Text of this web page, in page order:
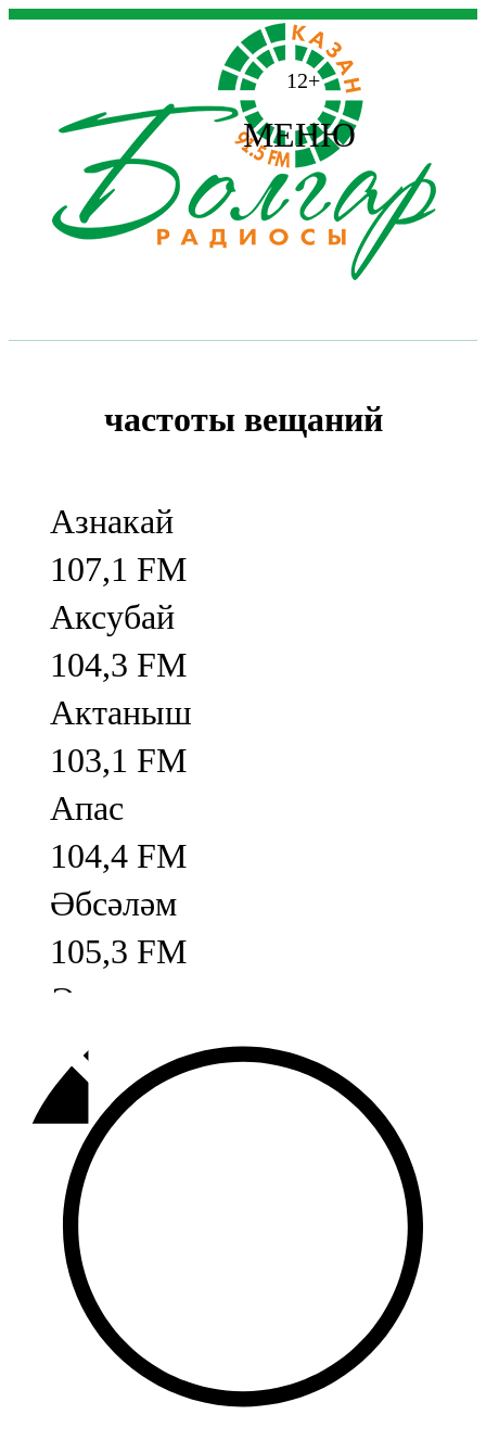
12+
МЕНЮ
частоты вещаний
Азнакай
107,1 FM
Аксубай
104,3 FM
Актаныш
103,1 FM
Апас
104,4 FM
Әбсәләм
105,3 FM
Әлмәт
92,9 FM
Базарлы матак
107,1 FM
Балык бистәсе
104,9 FM
Баулы
107,5 FM
Биләр